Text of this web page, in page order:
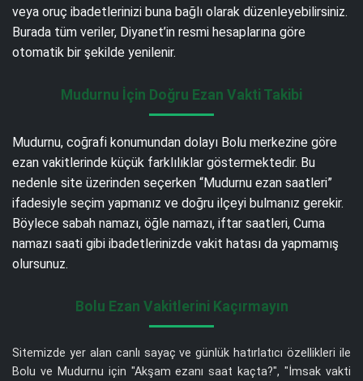
veya oruç ibadetlerinizi buna bağlı olarak düzenleyebilirsiniz.
Burada tüm veriler, Diyanet’in resmi hesaplarına göre
otomatik bir şekilde yenilenir.
Mudurnu İçin Doğru Ezan Vakti Takibi
Mudurnu, coğrafi konumundan dolayı Bolu merkezine göre
ezan vakitlerinde küçük farklılıklar göstermektedir. Bu
nedenle site üzerinden seçerken “Mudurnu ezan saatleri”
ifadesiyle seçim yapmanız ve doğru ilçeyi bulmanız gerekir.
Böylece sabah namazı, öğle namazı, iftar saatleri, Cuma
namazı saati gibi ibadetlerinizde vakit hatası da yapmamış
olursunuz.
Bolu Ezan Vakitlerini Kaçırmayın
Sitemizde yer alan canlı sayaç ve günlük hatırlatıcı özellikleri ile
Bolu ve Mudurnu için "Akşam ezanı saat kaçta?", "İmsak vakti